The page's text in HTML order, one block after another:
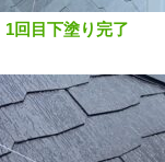
回目下塗り完了